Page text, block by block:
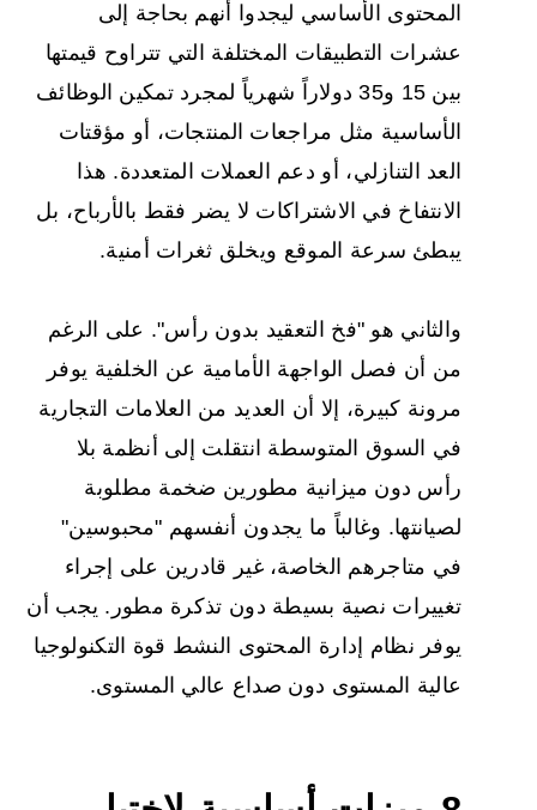
المحتوى الأساسي ليجدوا أنهم بحاجة إلى
عشرات التطبيقات المختلفة التي تتراوح قيمتها
بين 15 و35 دولاراً شهرياً لمجرد تمكين الوظائف
الأساسية مثل مراجعات المنتجات، أو مؤقتات
العد التنازلي، أو دعم العملات المتعددة. هذا
الانتفاخ في الاشتراكات لا يضر فقط بالأرباح، بل
يبطئ سرعة الموقع ويخلق ثغرات أمنية.
والثاني هو "فخ التعقيد بدون رأس". على الرغم
من أن فصل الواجهة الأمامية عن الخلفية يوفر
مرونة كبيرة، إلا أن العديد من العلامات التجارية
في السوق المتوسطة انتقلت إلى أنظمة بلا
رأس دون ميزانية مطورين ضخمة مطلوبة
لصيانتها. وغالباً ما يجدون أنفسهم "محبوسين"
في متاجرهم الخاصة، غير قادرين على إجراء
تغييرات نصية بسيطة دون تذكرة مطور. يجب أن
يوفر نظام إدارة المحتوى النشط قوة التكنولوجيا
عالية المستوى دون صداع عالي المستوى.